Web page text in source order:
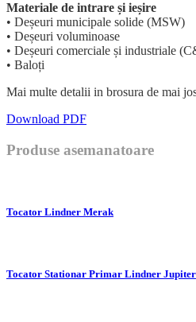
Materiale de intrare și ieșire
• Deșeuri municipale solide (MSW)
• Deșeuri voluminoase
• Deșeuri comerciale și industriale
• Baloți
Mai multe detalii in brosura de mai
Download PDF
Produse asemanatoare
Tocator Lindner Merak
Tocator Stationar Primar Lindner Jupiter